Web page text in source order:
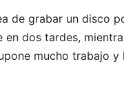
de grabar un disco
en dos tardes,
mucho trabajo y